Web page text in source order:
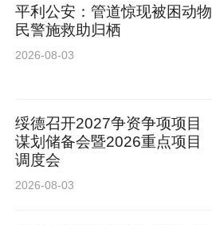
平利公安：管道惊现被困动物
民警施救助归栖
2026-08-03
绥德召开2027争资争项项目
谋划储备会暨2026重点项目
调度会
2026-08-03